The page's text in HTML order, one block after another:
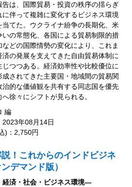
告は、国際貿易・投資の秩序の揺らぎ
に伴って複雑に変化するビジネス環境
当てた。ウクライナ紛争の長期化、米
いの常態化、各国による貿易制限的措
などの国際情勢の変化により、これま
済の発展を支えてきた自由貿易体制に
じつつある。経済効率性や比較優位に
成されてきた主要国・地域間の貿易関
治的な価値観を共有する同志国を優先
徐々にシフトが見られる。
編
2023年08月14日
)：2,750円
！これからのインドビジネ
デマンド版）
済・社会・ビジネス環境―